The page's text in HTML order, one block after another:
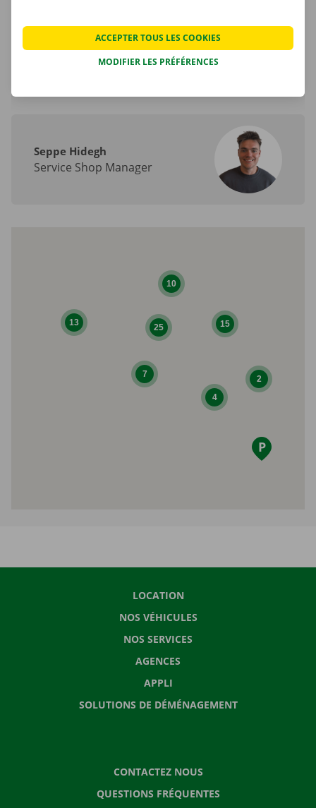
Itinéraire
Seppe Hidegh
Service Shop Manager
25 15
13
7
10
4
2
LOCATION
NOS VÉHICULES
NOS SERVICES
AGENCES
APPLI
SOLUTIONS DE DÉMÉNAGEMENT
CONTACTEZ NOUS
QUESTIONS FRÉQUENTES
MODIFIER LES PRÉFÉRENCES
ACCEPTER TOUS LES COOKIES